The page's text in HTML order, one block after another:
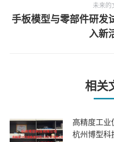
航
未来的
手板模型与零部件研发
入新
相关
高精度工业
杭州博型科